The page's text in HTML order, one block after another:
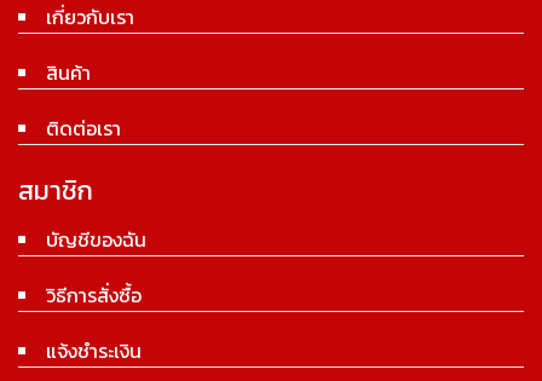
เกี่ยวกับเรา
สินค้า
ติดต่อเรา
สมาชิก
บัญชีของฉัน
วิธีการสั่งซื้อ
แจ้งชำระเงิน